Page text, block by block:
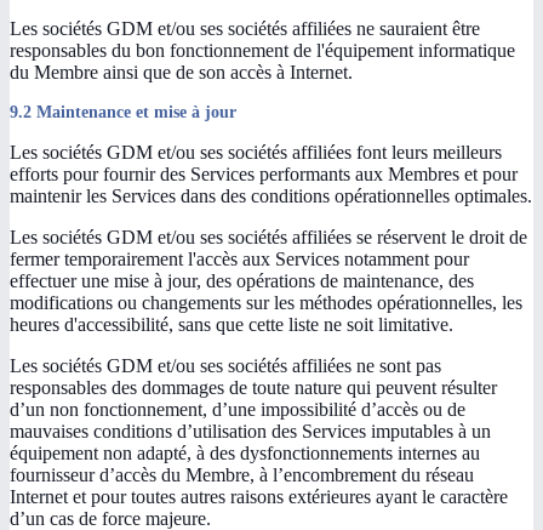
Les sociétés GDM et/ou ses sociétés affiliées ne sauraient être
responsables du bon fonctionnement de l'équipement informatique
du Membre ainsi que de son accès à Internet.
9.2 Maintenance et mise à jour
Les sociétés GDM et/ou ses sociétés affiliées font leurs meilleurs
efforts pour fournir des Services performants aux Membres et pour
maintenir les Services dans des conditions opérationnelles optimales.
Les sociétés GDM et/ou ses sociétés affiliées se réservent le droit de
fermer temporairement l'accès aux Services notamment pour
effectuer une mise à jour, des opérations de maintenance, des
modifications ou changements sur les méthodes opérationnelles, les
heures d'accessibilité, sans que cette liste ne soit limitative.
Les sociétés GDM et/ou ses sociétés affiliées ne sont pas
responsables des dommages de toute nature qui peuvent résulter
d’un non fonctionnement, d’une impossibilité d’accès ou de
mauvaises conditions d’utilisation des Services imputables à un
équipement non adapté, à des dysfonctionnements internes au
fournisseur d’accès du Membre, à l’encombrement du réseau
Internet et pour toutes autres raisons extérieures ayant le caractère
d’un cas de force majeure.